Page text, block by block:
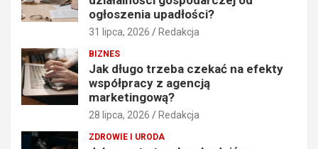
ogłoszenia upadłości?
31 lipca, 2026 Redakcja
BIZNES
Jak długo trzeba czekać na efekty
współpracy z agencją
marketingową?
28 lipca, 2026 Redakcja
ZDROWIE I URODA